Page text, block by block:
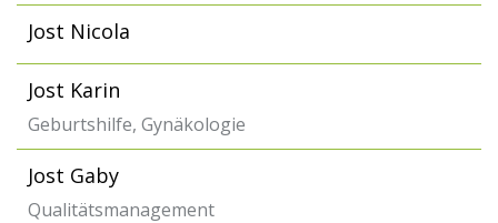
Jost Nicola
Jost Karin
Geburtshilfe, Gynäkologie
Jost Gaby
Qualitätsmanagement